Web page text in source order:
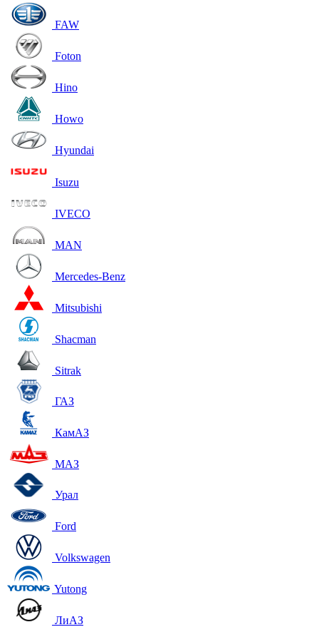
FAW
Foton
Hino
Howo
Hyundai
Isuzu
IVECO
MAN
Mercedes-Benz
Mitsubishi
Shacman
Sitrak
ГАЗ
КамАЗ
МАЗ
Урал
Ford
Volkswagen
Yutong
ЛиАЗ